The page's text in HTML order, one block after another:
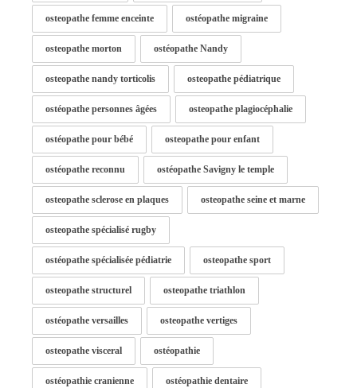
osteopathe femme enceinte ostéopathe migraine
osteopathe morton ostéopathe Nandy
osteopathe nandy torticolis osteopathe pédiatrique
ostéopathe personnes âgées osteopathe plagiocéphalie
ostéopathe pour bébé osteopathe pour enfant
ostéopathe reconnu ostéopathe Savigny le temple
osteopathe sclerose en plaques osteopathe seine et marne
osteopathe spécialisé rugby
ostéopathe spécialisée pédiatrie osteopathe sport
osteopathe structurel osteopathe triathlon
ostéopathe versailles osteopathe vertiges
osteopathe visceral ostéopathie
ostéopathie cranienne ostéopathie dentaire